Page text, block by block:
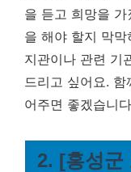
을 듣고 희망을
을 해야 할지 막
지관이나 관련 기
드리고 싶어요.
어주면 좋겠습니
2. [홍성군